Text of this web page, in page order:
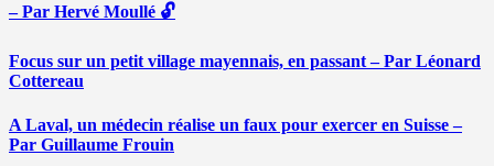
– Par Hervé Moullé 🔓
Focus sur un petit village mayennais, en passant – Par Léonard
Cottereau
A Laval, un médecin réalise un faux pour exercer en Suisse –
Par Guillaume Frouin